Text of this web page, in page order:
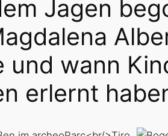
Jagen
wann
erlernt